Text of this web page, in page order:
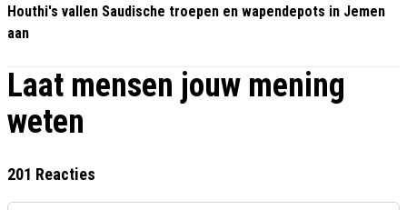
Houthi's vallen Saudische troepen en wapendepots in Jemen
aan
Laat mensen jouw mening
weten
201 Reacties